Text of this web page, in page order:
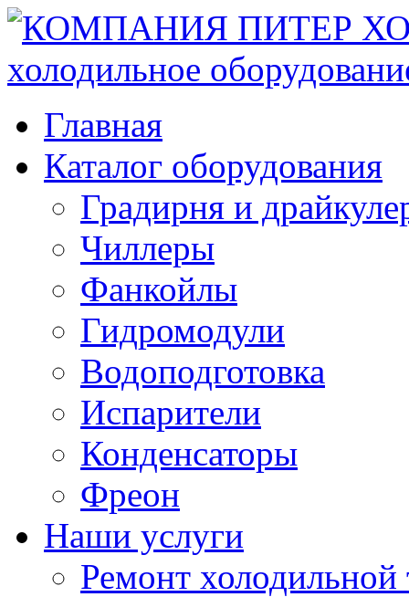
Главная
Каталог оборудования
Градирня и
Чиллеры
Фанкойлы
Гидромодули
Водоподготовка
Испарители
Конденсаторы
Фреон
Наши услуги
Ремонт холодильной